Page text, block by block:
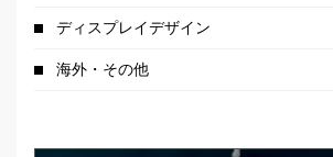
ディスプレイデザイン
海外・その他